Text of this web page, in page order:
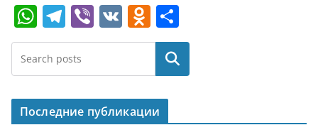
W
h
at
s
A
T
el
e
gr
a
Vi
b
V
K
O
d
o
kl
т
п
р
Поиск
Последние публикации